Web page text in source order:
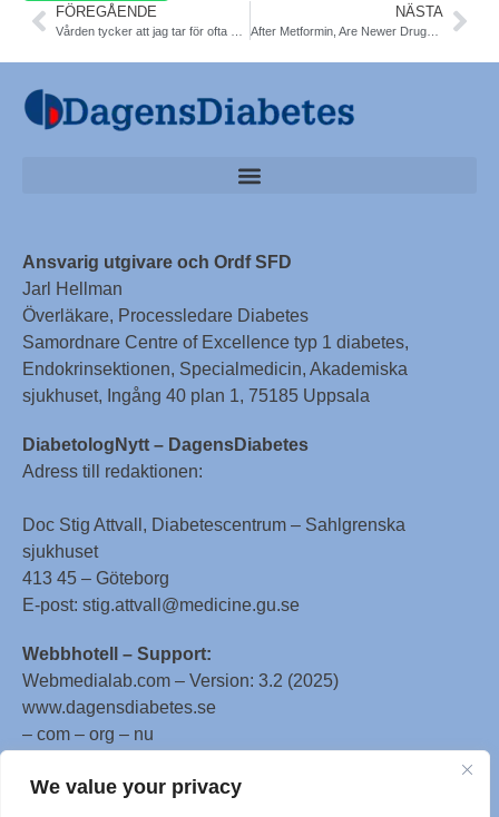
We value your privacy
FÖREGÅENDE NÄSTA
After Metformin, Are Newer Drugs Better for Type 2 Diabetes? Diab Care
Ansvarig utgivare och Ordf SFD
Jarl Hellman
Överläkare, Processledare Diabetes
Samordnare Centre of Excellence typ 1 diabetes,
Endokrinsektionen, Specialmedicin, Akademiska
sjukhuset, Ingång 40 plan 1, 75185 Uppsala
DiabetologNytt – DagensDiabetes
Adress till redaktionen:
Doc Stig Attvall, Diabetescentrum – Sahlgrenska
sjukhuset
413 45 – Göteborg
E-post: stig.attvall@medicine.gu.se
Webbhotell – Support:
Webmedialab.com – Version: 3.2 (2025)
www.dagensdiabetes.se
– com – org – nu
All material on this website